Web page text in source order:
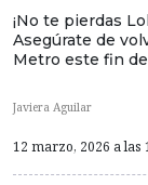
¡No te pierdas
Asegúrate de
Metro este fin
Javiera Aguilar
12 marzo, 2026 a las